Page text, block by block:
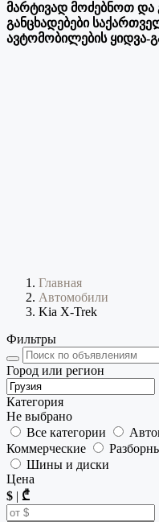
მარტივად მოძებნოთ და
განცხადებები
ავტომობილების ყიდვა-
Главная
Автомобили
Kia X-Trek
Фильтры
Город или регион
Категория
Не выбрано
Все категории
Коммерческие
Шины и диски
Цена
$ | ₾